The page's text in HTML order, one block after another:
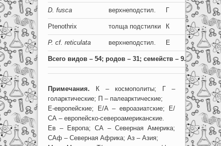
D. fusca верхнеподстил. Г 8+8
Ptenothrix толща подстилки К 8
P. cf. reticulata верхнеподстил. Е 8+8
Всего видов – 54; родов – 31; семейств – 9.
Примечания. К – космополиты; Г –
голарктические; П – палеарктические;
Е-европейские; Е/А – евроазиатские; Е/
СА – европейско-североамериканские.
Ев – Европа; СА – Северная Америка;
САф – Северная Африка; Аз – Азия;